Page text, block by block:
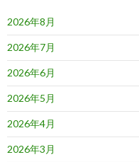
ー
シ
ョ
ン
2026年8月
2026年7月
2026年6月
2026年5月
2026年4月
2026年3月